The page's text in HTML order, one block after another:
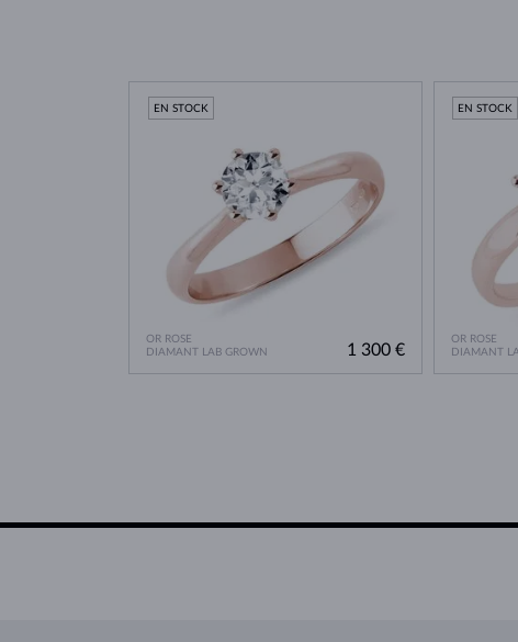
OR ROSE
DIAMANT LAB GROWN
EN STOCK
1 300 €
OR ROSE
DIAMANT
EN STOCK